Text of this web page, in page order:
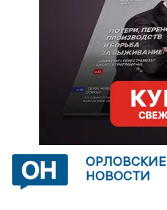
ОРЛОВСКИЕ
НОВОСТИ